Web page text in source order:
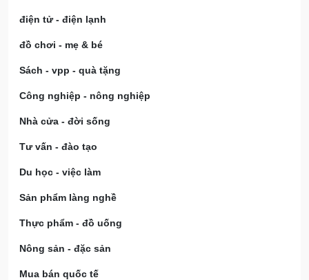
điện tử - điện lạnh
đồ chơi - mẹ & bé
Sách - vpp - quà tặng
Công nghiệp - nông nghiệp
Nhà cửa - đời sống
Tư vấn - đào tạo
Du học - việc làm
Sản phẩm làng nghề
Thực phẩm - đồ uống
Nông sản - đặc sản
Mua bán quốc tế